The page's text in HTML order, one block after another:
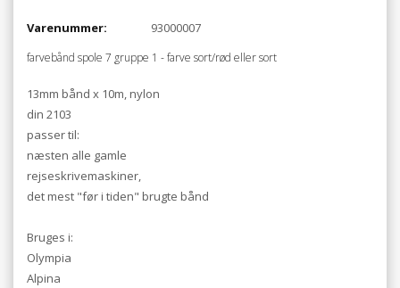
Varenummer: 93000007
farvebånd spole 7 gruppe 1 - farve sort/rød eller sort
13mm bånd x 10m, nylon
din 2103
passer til:
næsten alle gamle
rejseskrivemaskiner,
det mest "før i tiden" brugte bånd
Bruges i:
Olympia
Alpina